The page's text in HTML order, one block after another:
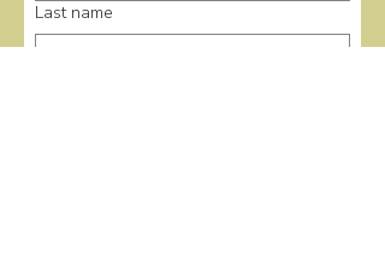
Last name